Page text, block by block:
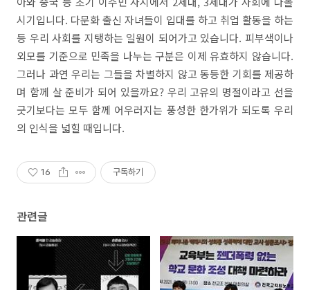
시기입니다. 다문화 출신 자녀들이 입대를 하고 취업 활동을 하는
등 우리 사회를 지탱하는 일원이 되어가고 있습니다. 피부색이나
외모를 기준으로 민족을 나누는 구분은 이제 유효하지 않습니다.
그러나 과연 우리는 그들을 차별하지 않고 동등한 기회를 제공하
며 함께 살 준비가 되어 있을까요? 우리 고유의 명절이라고 선을
긋기보다는 모두 함께 어우러지는 풍성한 한가위가 되도록 우리
의 인식을 넓힐 때입니다.
16 구독하기
관련글